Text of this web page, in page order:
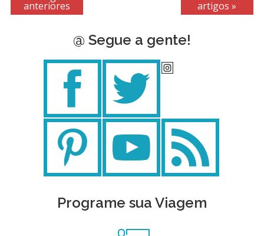
anteriores artigos »
@ Segue a gente!
Programe sua Viagem